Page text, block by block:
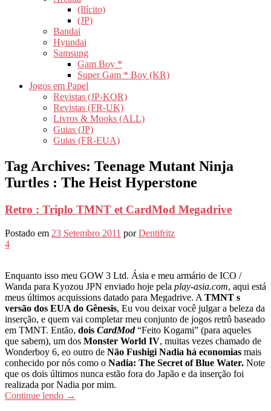
(Ilícito)
(JP)
Bandai
Hyundai
Samsung
Gam Boy *
Super Gam * Boy (KR)
Jogos em Papel
Revistas (JP-KOR)
Revistas (FR-UK)
Livros & Mooks (ALL)
Guias (JP)
Guias (FR-EUA)
Tag Archives: Teenage Mutant Ninja
Turtles : The Heist Hyperstone
Retro : Triplo TMNT et CardMod Megadrive
Postado em 23 Setembro 2011 porDentifritz
4
Enquanto isso meu GOW 3 Ltd. Ásia e meu armário de ICO /
Wanda para Kyozou JPN enviado hoje pela play-asia.com, aqui está
meus últimos acquissions datado para Megadrive. A TMNT s
versão dos EUA do Gênesis, Eu vou deixar você julgar a beleza da
inserção, e quem vai completar meu conjunto de jogos retrô baseado
em TMNT. Então, dois CardMod“Feito Kogami” (para aqueles
que sabem), um dos Monster World IV, muitas vezes chamado de
Wonderboy 6, eo outro de Não Fushigi Nadia há economias mais
conhecido por nós como o Nadia: The Secret of Blue Water. Note
que os dois últimos nunca estão fora do Japão e da inserção foi
realizada por Nadia por mim.
Continue lendo →